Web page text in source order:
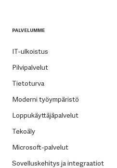
PALVELUMME
IT-ulkoistus
Pilvipalvelut
Tietoturva
Moderni työympäristö
Loppukäyttäjäpalvelut
Tekoäly
Microsoft-palvelut
Sovelluskehitys ja integraatiot